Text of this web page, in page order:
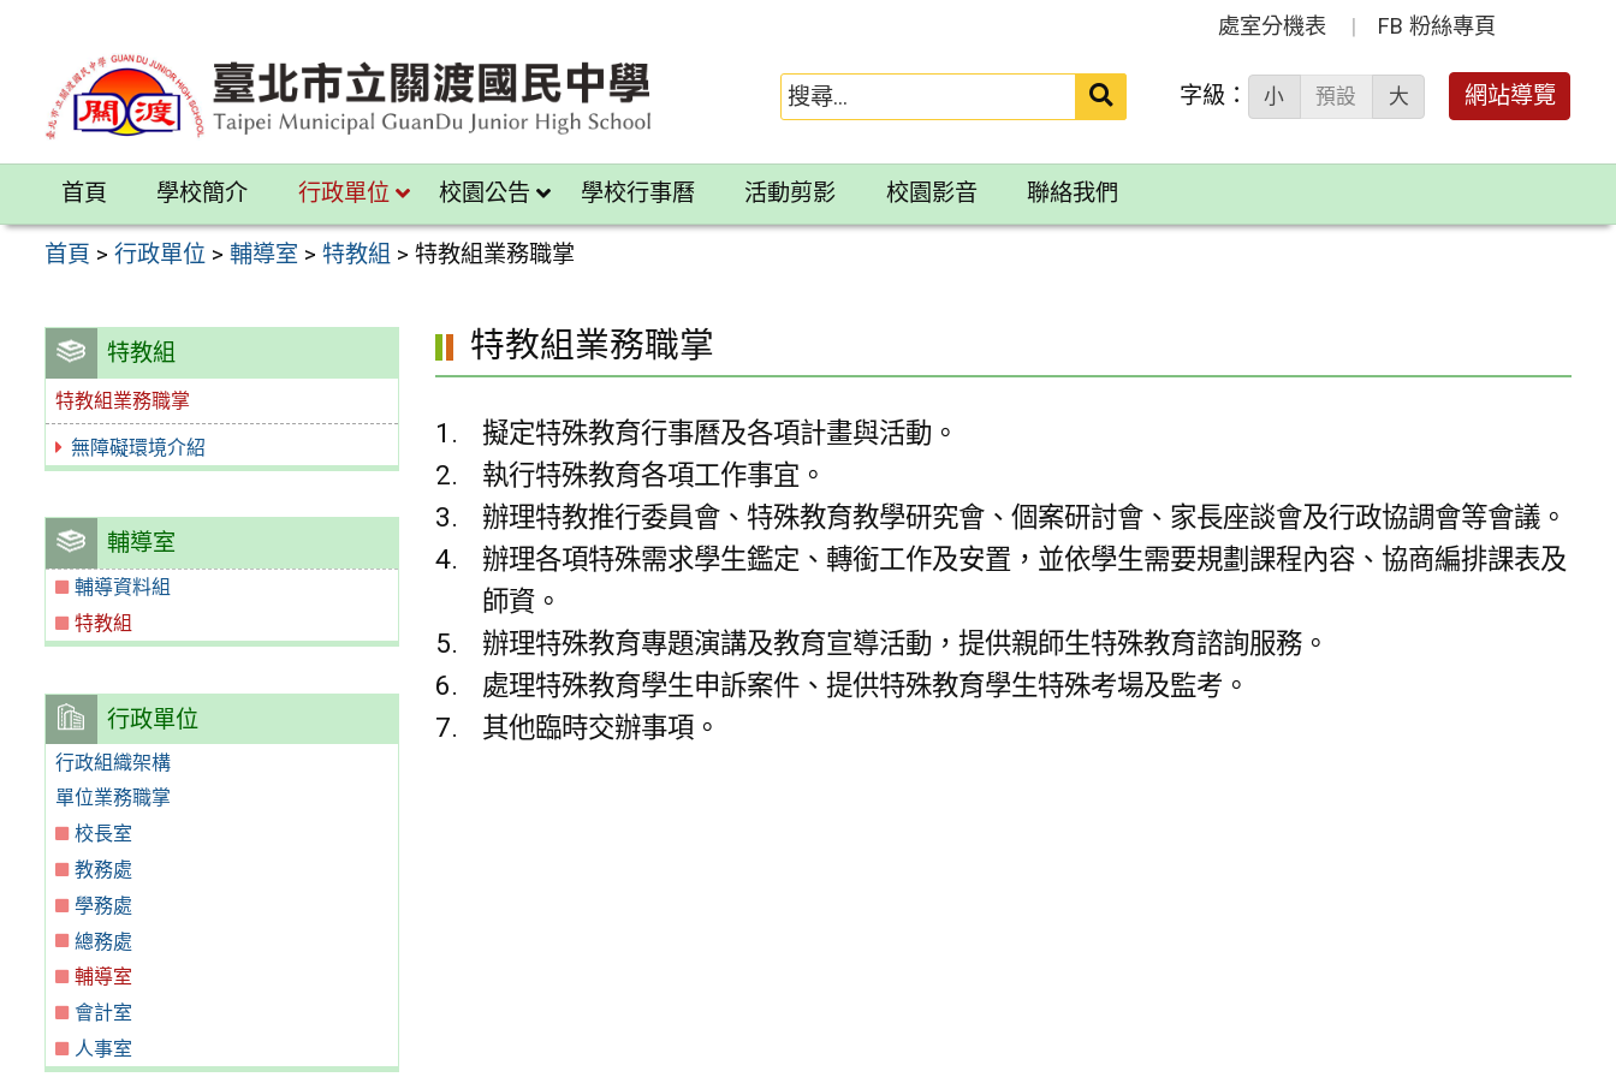
內
區
處室分機表 FB 粉絲專頁
送出 字級： 小 預設 大 網站導覽
首頁 學校簡介 行政單位 校園公告 學校行事曆 活動剪影 校園影音 聯絡我們
首頁 >行政單位 >輔導室 >特教組 >特教組業務職掌
特教組
特教組業務職掌
無障礙環境介紹
輔導室
輔導資料組
特教組
行政單位
行政組織架構
單位業務職掌
校長室
教務處
學務處
總務處
輔導室
會計室
人事室
特教組業務職掌
擬定特殊教育行事曆及各項計畫與活動。
執行特殊教育各項工作事宜。
辦理特教推行委員會、特殊教育教學研究會、個案研討會、家長座談會及行政協調會等會議。
辦理各項特殊需求學生鑑定、轉銜工作及安置，並依學生需要規劃課程內容、協商編排課表及
師資。
辦理特殊教育專題演講及教育宣導活動，提供親師生特殊教育諮詢服務。
處理特殊教育學生申訴案件、提供特殊教育學生特殊考場及監考。
其他臨時交辦事項。